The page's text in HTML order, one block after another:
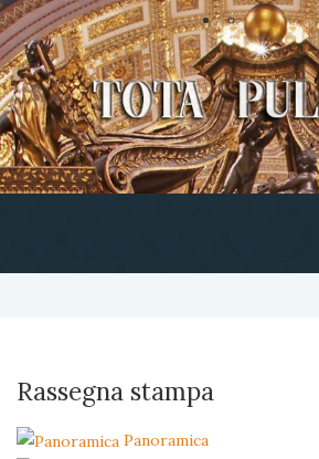
Rassegna stampa
Panoramica